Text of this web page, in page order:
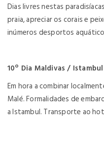
Dias livres nestas
praia, apreciar os corais e
inúmeros desportos
10º Dia Maldivas / Istambul
Em hora a combinar
Malé. Formalidades de
a Istambul. Transporte ao